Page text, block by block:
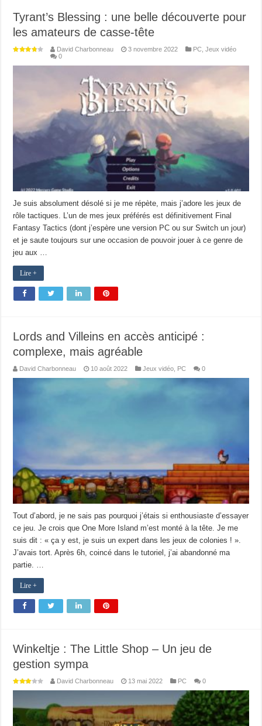
Tyrant’s Blessing : une belle découverte pour
les amateurs de casse-tête
David Charbonneau 3 novembre 2022 PC,Jeux vidéo
0
Je suis absolument désolé si je me répète, mais j’adore les jeux de
rôle tactiques. L’un de mes jeux préférés est définitivement Final
Fantasy Tactics (dont j’espère une version PC ou sur Switch un jour)
et je saute toujours sur une occasion de pouvoir jouer à ce genre de
jeu aux …
Lire +
Lords and Villeins en accès anticipé :
complexe, mais agréable
David Charbonneau 10 août 2022 Jeux vidéo PC 0
Tout d’abord, je ne sais pas pourquoi j’étais si enthousiaste d’essayer
ce jeu. Je crois que One More Island m’est monté à la tête. Je me
suis dit : « ça y est, je suis un expert dans les jeux de colonies ! ».
J’avais tort. Après 6h, coincé dans le tutoriel, j’ai abandonné ma
partie. …
Lire +
Winkeltje : The Little Shop – Un jeu de
gestion sympa
David Charbonneau 13 mai 2022 PC 0